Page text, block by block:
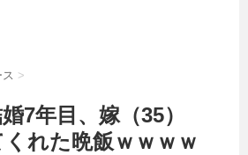
>
7年目、嫁（35）
れた晩飯ｗｗｗｗ